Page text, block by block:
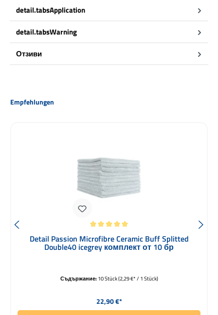
detail.tabsApplication
detail.tabsWarning
Отзиви
Пропуснете продуктовата галерия
Empfehlungen
Средна оценка за 5 от 5 звезди
Detail Passion Microfibre Ceramic Buff Splitted
Double40 icegrey комплект от 10 бр
Съдържание:10 Stück(2,29 €* / 1 Stück)
Редовна цена:
22,90 €*